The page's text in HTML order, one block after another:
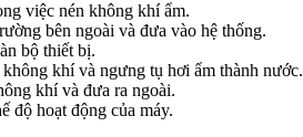
việc nén không khí ẩm.
bên ngoài và đưa vào hệ thống.
bộ thiết bị.
khí và ngưng tụ hơi ẩm thành nước.
khí và đưa ra ngoài.
độ hoạt động của máy.